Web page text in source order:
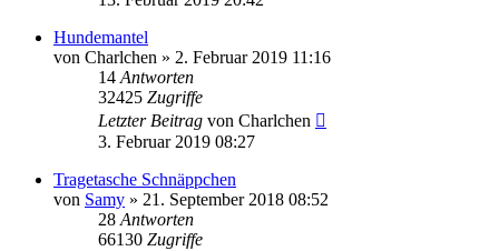
Hundemantel
von Charlchen » 2. Februar 2019 11:16
14 Antworten
32425 Zugriffe
Letzter Beitrag von Charlchen
3. Februar 2019 08:27
Tragetasche Schnäppchen
von Samy » 21. September 2018 08:52
28 Antworten
66130 Zugriffe